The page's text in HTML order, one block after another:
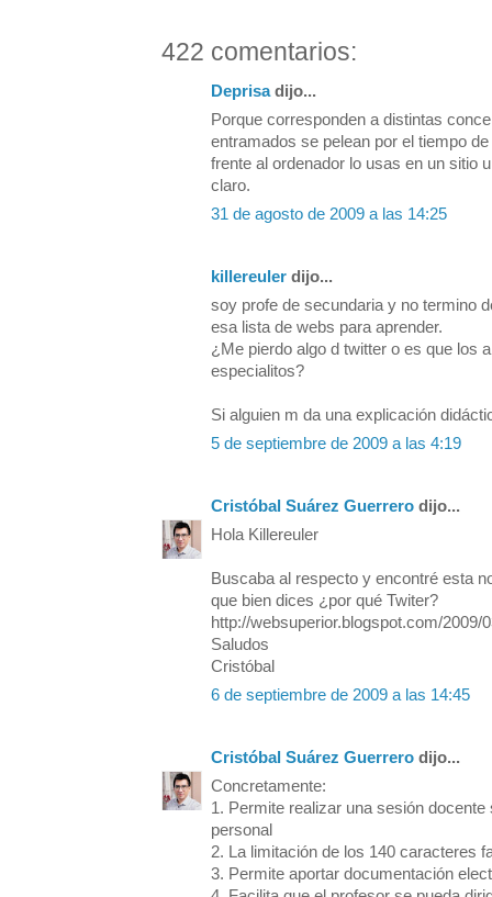
422 comentarios:
Deprisadijo...
Porque corresponden a distintas
entramados se pelean por el tiempo
frente al ordenador lo usas en un sitio
claro.
31 de agosto de 2009 a las 14:25
killereuler dijo...
soy profe de secundaria y no termino
esa lista de webs para aprender.
¿Me pierdo algo d twitter o es que los
especialitos?
Si alguien m da una explicación
5 de septiembre de 2009 a las 4:19
Cristóbal Suárez Guerrero dijo...
Hola Killereuler
Buscaba al respecto y encontré esta
que bien dices ¿por qué Twiter?
http://websuperior.blogspot.com/2009/
Saludos
Cristóbal
6 de septiembre de 2009 a las 14:45
Cristóbal Suárez Guerrero dijo...
Concretamente:
1. Permite realizar una sesión
personal
2. La limitación de los 140 caracteres
3. Permite aportar documentación